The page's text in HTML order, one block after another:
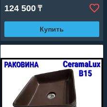
124 500 ₸
Купить